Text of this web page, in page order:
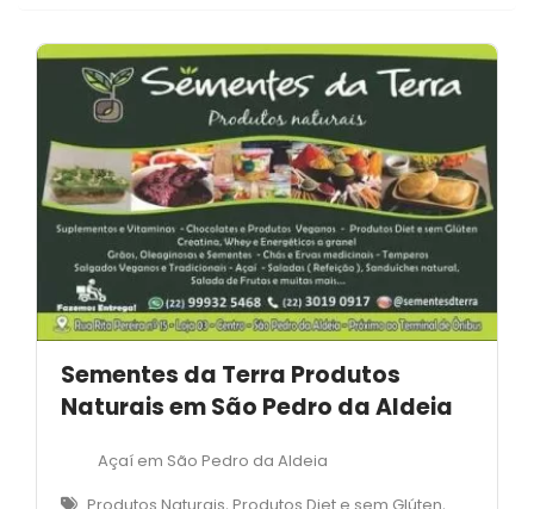
Sementes da Terra Produtos
Naturais em São Pedro da Aldeia
Açaí em São Pedro da Aldeia